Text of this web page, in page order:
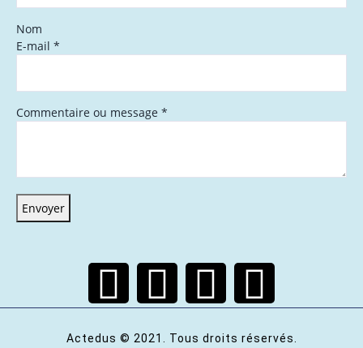
Nom
E-mail *
Commentaire ou message *
Envoyer
Actedus © 2021. Tous droits réservés.